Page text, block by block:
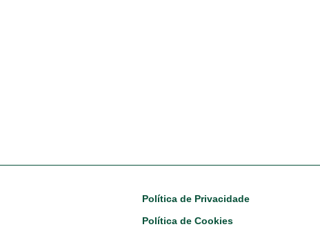
Footer
Política de Privacidade
Política de Cookies